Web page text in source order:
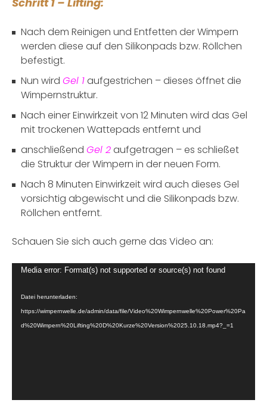
Nach dem Reinigen und Entfetten der Wimpern
werden diese auf den Silikonpads bzw. Röllchen
befestigt.
Nun wird Gel 1aufgestrichen – dieses öffnet die
Wimpernstruktur.
Nach einer Einwirkzeit von 12 Minuten wird das Gel
mit trockenen Wattepads entfernt und
anschließend Gel 2aufgetragen – es schließet
die Struktur der Wimpern in der neuen Form.
Nach 8 Minuten Einwirkzeit wird auch dieses Gel
vorsichtig abgewischt und die Silikonpads bzw.
Röllchen entfernt.
Schauen Sie sich auch gerne das Video an:
Video-
Media error: Format(s) not supported or source(s) not found
Datei herunterladen:
https://wimpernwelle.de/admin/data/file/Video%20Wimpernwelle%20Power%20Pa
d%20Wimpern%20Lifting%20D%20Kurze%20Version%2025.10.18.mp4?_=1